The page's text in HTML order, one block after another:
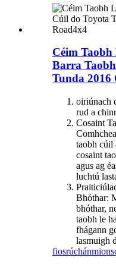
Céim Taobh
Barra
Tunda 2016
oiriúnach
rud a
Cosaint
taobh cúil
cosaint
agus ag
luchtú
Bhóthar:
bhóthar,
taobh le
fhágann
lasmuigh
fiosrúchán